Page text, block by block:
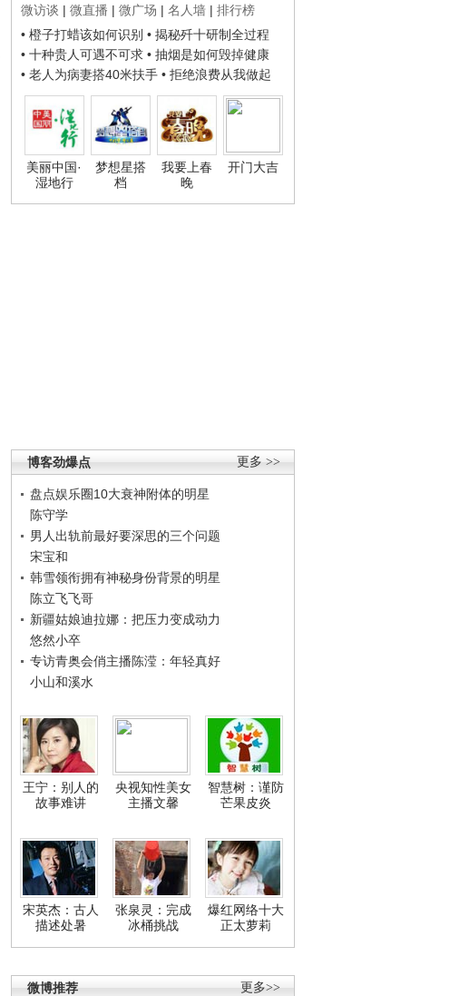
微访谈 | 微直播 | 微广场 | 名人墙 | 排行榜
• 橙子打蜡该如何识别 • 揭秘歼十研制全过程
• 十种贵人可遇不可求 • 抽烟是如何毁掉健康
• 老人为病妻搭40米扶手 • 拒绝浪费从我做起
美丽中国·
湿地行
梦想星搭
档
我要上春
晚
开门大吉
更多 >>
博客劲爆点
盘点娱乐圈10大衰神附体的明星
陈守学
男人出轨前最好要深思的三个问题
宋宝和
韩雪领衔拥有神秘身份背景的明星
陈立飞飞哥
新疆姑娘迪拉娜：把压力变成动力
悠然小卒
专访青奥会俏主播陈滢：年轻真好
小山和溪水
王宁：别人的
故事难讲
央视知性美女
主播文馨
智慧树：谨防
芒果皮炎
宋英杰：古人
描述处暑
张泉灵：完成
冰桶挑战
爆红网络十大
正太萝莉
更多>>
微博推荐